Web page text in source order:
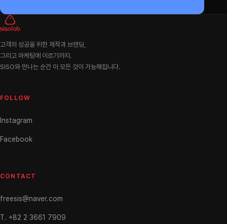
고객의 성공을 위한 제작과 브랜딩,
그리고 마케팅에 이르기까지.
SISO와 만나는 순간 이 모든 것이 가능해집니다.
FOLLOW
Instagram
Facebook
CONTACT
freesis@naver.com
T. +82 2 3661 7909